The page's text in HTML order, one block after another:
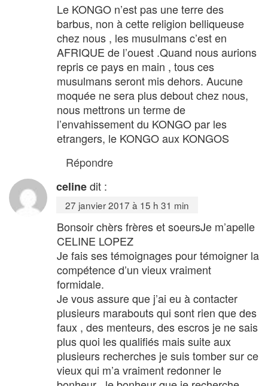
Le KONGO n’est pas une terre des
barbus, non à cette religion belliqueuse
chez nous , les musulmans c’est en
AFRIQUE de l’ouest .Quand nous aurions
repris ce pays en main , tous ces
musulmans seront mis dehors. Aucune
moquée ne sera plus debout chez nous,
nous mettrons un terme de
l’envahissement du KONGO par les
etrangers, le KONGO aux KONGOS
Répondre
celinedit :
27 janvier 2017 à 15 h 31 min
Bonsoir chèrs frères et soeursJe m’apelle
CELINE LOPEZ
Je fais ses témoignages pour témoigner la
compétence d’un vieux vraiment
formidale.
Je vous assure que j’ai eu à contacter
plusieurs marabouts qui sont rien que des
faux , des menteurs, des escros je ne sais
plus quoi les qualifiés mais suite aux
plusieurs recherches je suis tomber sur ce
vieux qui m’a vraiment redonner le